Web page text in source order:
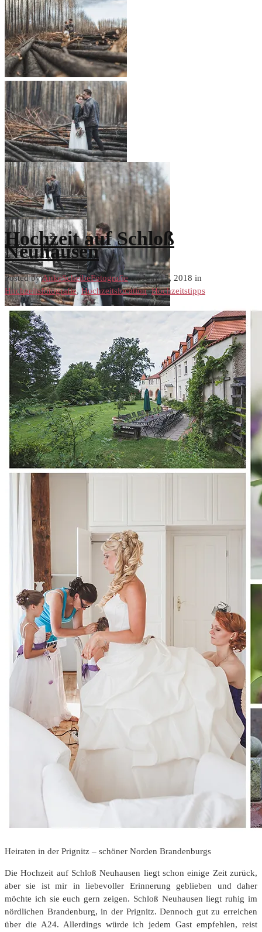
Brandenburg
Hochzeit auf Schloß
Neuhausen
Posted byAnkeScheibeFotografieon Juni 15, 2018 in
Hochzeitsfotografie, Hochzeitslocation,Hochzeitstipps
Heiraten in der Prignitz – schöner Norden Brandenburgs
Die Hochzeit auf Schloß Neuhausen liegt schon einige Zeit zurück,
aber sie ist mir in liebevoller Erinnerung geblieben und daher
möchte ich sie euch gern zeigen. Schloß Neuhausen liegt ruhig im
nördlichen Brandenburg, in der Prignitz. Dennoch gut zu erreichen
über die A24. Allerdings würde ich jedem Gast empfehlen, reist